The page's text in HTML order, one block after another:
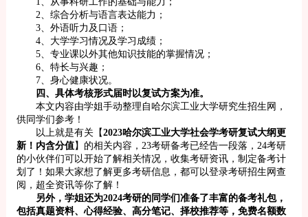
2、综合分析与语言表达能力；
3、外语听力及口语；
4、大学学习情况及学习成绩；
5、专业课以外其他知识技能的掌握情况；
6、特长与兴趣；
7、身心健康状况。
四、具体考核形式届时以复试方案为准。
本文内容由学姐手动整理自哈尔滨工业大学研究生招生网，
供同学们参考！
以上就是有关【2023哈尔滨工业大学社会学考研复试大纲更
新！内含分值】的相关内容，23考研备考已经告一段落，24考研
的小伙伴们可以开始了解相关情况，收集考研资讯，制定备考计
划了！如果大家想了解更多考研信息，都可以登录考研招生网查
阅，超全资讯等你了解！
另外，学姐还为2024考研的同学们准备了丰富的备考礼包，
包括真题资料、心得经验、高分笔记、择校推荐等，免费名额数